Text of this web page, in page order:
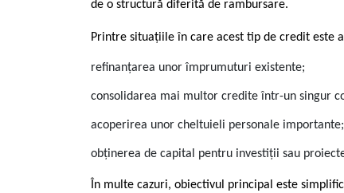
de o structură diferită de rambursare.
Printre situațiile în care acest tip de credit este
refinanțarea unor împrumuturi existente;
consolidarea mai multor credite într-un singur
acoperirea unor cheltuieli personale importante;
obținerea de capital pentru investiții sau
În multe cazuri, obiectivul principal este